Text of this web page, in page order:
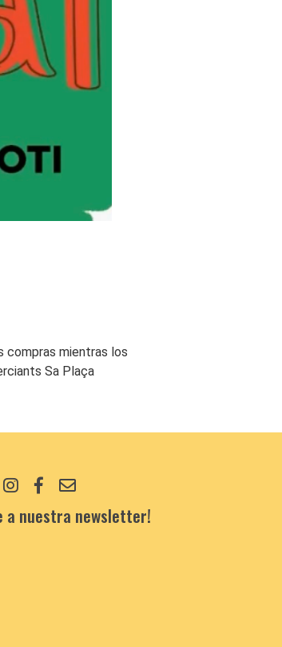
compras mientras los
Sa Plaça
a nuestra newsletter!